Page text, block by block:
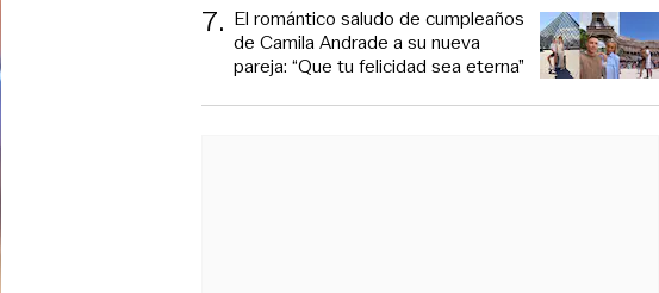
7. El romántico saludo de cumpleaños
de Camila Andrade a su nueva
pareja: “Que tu felicidad sea eterna”